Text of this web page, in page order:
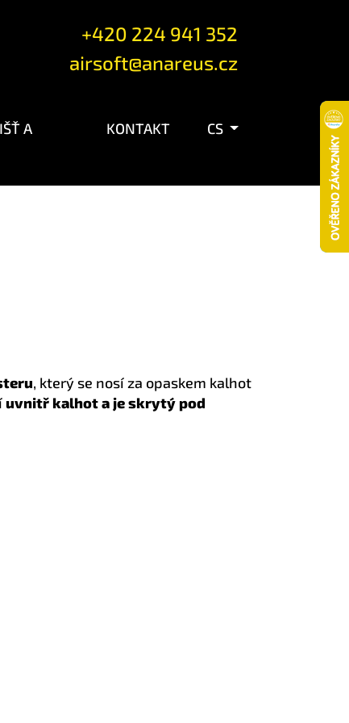
+420 224 941 352
airsoft@anareus.cz
A
KONTAKT CS
, který se nosí za opaskem kalhot
uvnitř kalhot a je skrytý pod